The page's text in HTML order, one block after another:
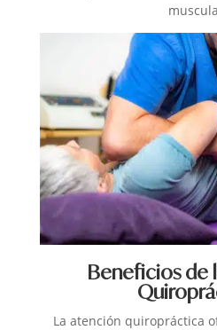
Beneficios de
La atención quiropráctica